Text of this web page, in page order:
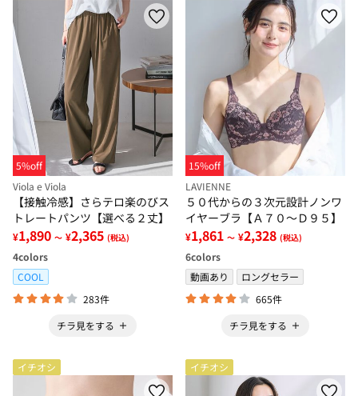
5%off
Viola e Viola
【接触冷感】さらテロ楽のびス
トレートパンツ【選べる２丈】
¥1,890 ～ ¥2,365 (税込)
4colors
COOL
283件
チラ見をする
15%off
LAVIENNE
５０代からの３次元設計ノンワ
イヤーブラ【Ａ７０～Ｄ９５】
¥1,861 ～ ¥2,328 (税込)
6colors
動画あり
ロングセラー
665件
チラ見をする
イチオシ イチオシ